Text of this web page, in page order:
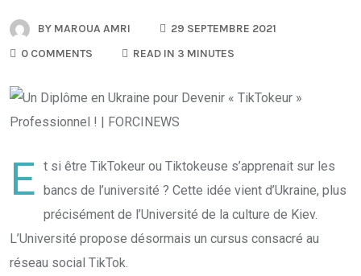
BY MAROUA AMRI
29 SEPTEMBRE 2021
0 COMMENTS
READ IN 3 MINUTES
E t si être TikTokeur ou Tiktokeuse s’apprenait sur les
bancs de l’université ? Cette idée vient d’Ukraine, plus
précisément de l’Université de la culture de Kiev.
L’Université propose désormais un cursus consacré au
réseau social TikTok.